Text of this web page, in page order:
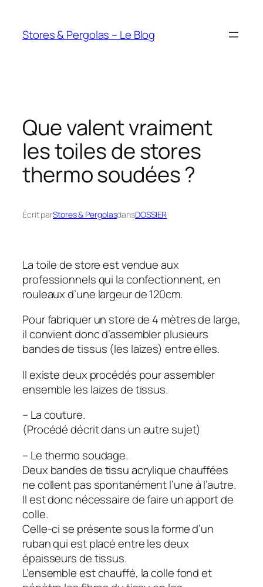
contenu
Stores & Pergolas – Le Blog
Que valent vraiment
les toiles de stores
thermo soudées ?
Écrit parStores & PergolasdansDOSSIER
La toile de store est vendue aux
professionnels qui la confectionnent, en
rouleaux d’une largeur de 120cm.
Pour fabriquer un store de 4 mètres de large,
il convient donc d’assembler plusieurs
bandes de tissus (les laizes) entre elles.
Il existe deux procédés pour assembler
ensemble les laizes de tissus.
– La couture.
(Procédé décrit dans un autre sujet)
– Le thermo soudage.
Deux bandes de tissu acrylique chauffées
ne collent pas spontanément l’une à l’autre.
Il est donc nécessaire de faire un apport de
colle.
Celle-ci se présente sous la forme d’un
ruban qui est placé entre les deux
épaisseurs de tissus.
L’ensemble est chauffé, la colle fond et